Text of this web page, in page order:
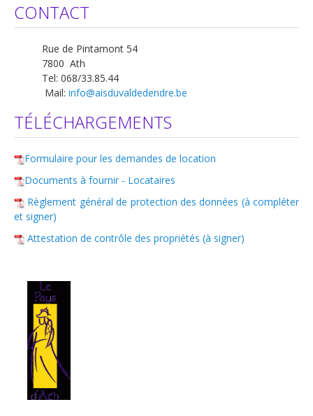
CONTACT
Rue de Pintamont 54
7800 Ath
Tel: 068/33.85.44
Mail: info@aisduvaldedendre.be
TÉLÉCHARGEMENTS
Formulaire pour les demandes de location
Documents à fournir - Locataires
Règlement général de protection des données (à compléter
et signer)
Attestation de contrôle des propriétés (à signer)